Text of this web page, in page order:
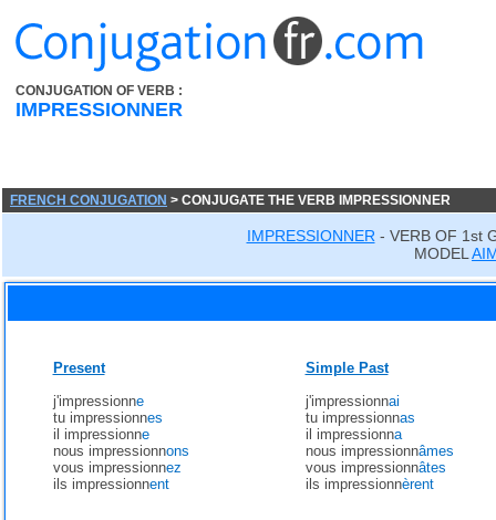
CONJUGATION OF VERB :
IMPRESSIONNER
FRENCH CONJUGATION > CONJUGATE THE VERB IMPRESSIONNER
IMPRESSIONNER - VERB OF 1st
MODEL
Present
j'impressionne
tu impressionnes
il impressionne
nous impressionnons
vous impressionnez
ils impressionnent
Simple Past
j'impressionnai
tu impressionnas
il impressionna
nous impressionnâmes
vous impressionnâtes
ils impressionnèrent